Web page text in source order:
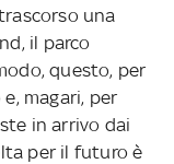
una
il parco
questo, per
magari, per
in arrivo dai
per il futuro è